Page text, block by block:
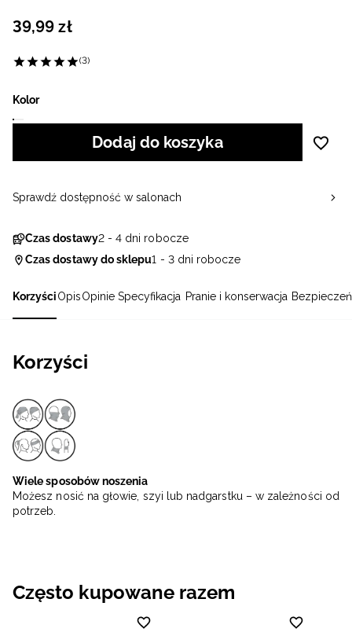
KorzyściOpisOpinie Specyfikacja Pranie i konserwacja
Korzyści
Wiele sposobów noszenia
Możesz nosić na głowie, szyi lub nadgarstku – w zależności od
potrzeb.
39,99 zł
(3)
Kolor
Dodaj do koszyka
Czas dostawy2 - 4 dni robocze
Czas dostawy do sklepu1 - 3 dni robocze
Sprawdź dostępność w salonach
Często kupowane razem